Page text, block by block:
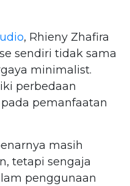
, Rhieny Zhafira
sendiri tidak sama
minimalist.
perbedaan
pemanfaatan
masih
tetapi sengaja
penggunaan